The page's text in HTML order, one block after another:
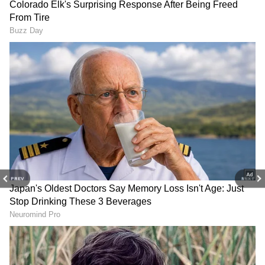
PREV NEXT
RECOMMENDED STORIES